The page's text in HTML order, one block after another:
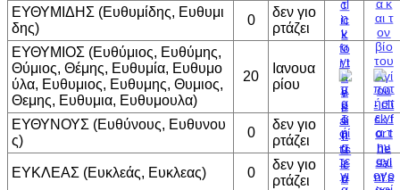
ΕΥΘΥΜΙΔΗΣ (Ευθυμίδης, Ευθυμι
δης)
0
δεν γιο
ρτάζει
ΕΥΘΥΜΙΟΣ (Ευθύμιος, Ευθύμης,
Θύμιος, Θέμης, Ευθυμία, Ευθυμο
ύλα, Ευθυμιος, Ευθυμης, Θυμιος,
Θεμης, Ευθυμια, Ευθυμουλα)
20
Ιανουα
ρίου
ΕΥΘΥΝΟΥΣ (Ευθύνους, Ευθυνου
ς)
0
δεν γιο
ρτάζει
ΕΥΚΛΕΑΣ (Ευκλεάς, Ευκλεας) 0
δεν γιο
ρτάζει